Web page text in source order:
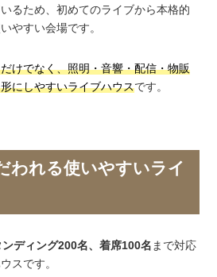
るため、初めてのライブから本格的
やすい会場です。
けでなく、照明・音響・配信・物販
にしやすいライブハウスです。
われる使いやすいライ
ンディング200名、着席100名 まで対応
スです。